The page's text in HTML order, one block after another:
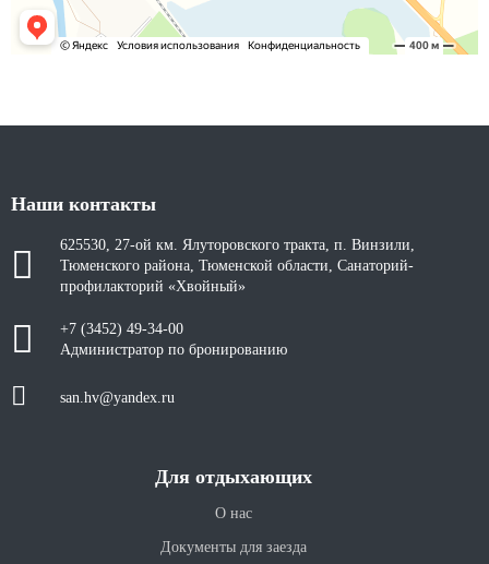
Наши контакты
625530, 27-ой км. Ялуторовского тракта, п. Винзили,
Тюменского района, Тюменской области, Санаторий-
профилакторий «Хвойный»
+7 (3452) 49-34-00
Администратор по бронированию
san.hv@yandex.ru
Для отдыхающих
О нас
Документы для заезда